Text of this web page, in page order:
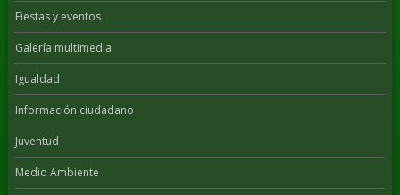
Fiestas y eventos
Galería multimedia
Igualdad
Información ciudadano
Juventud
Medio Ambiente